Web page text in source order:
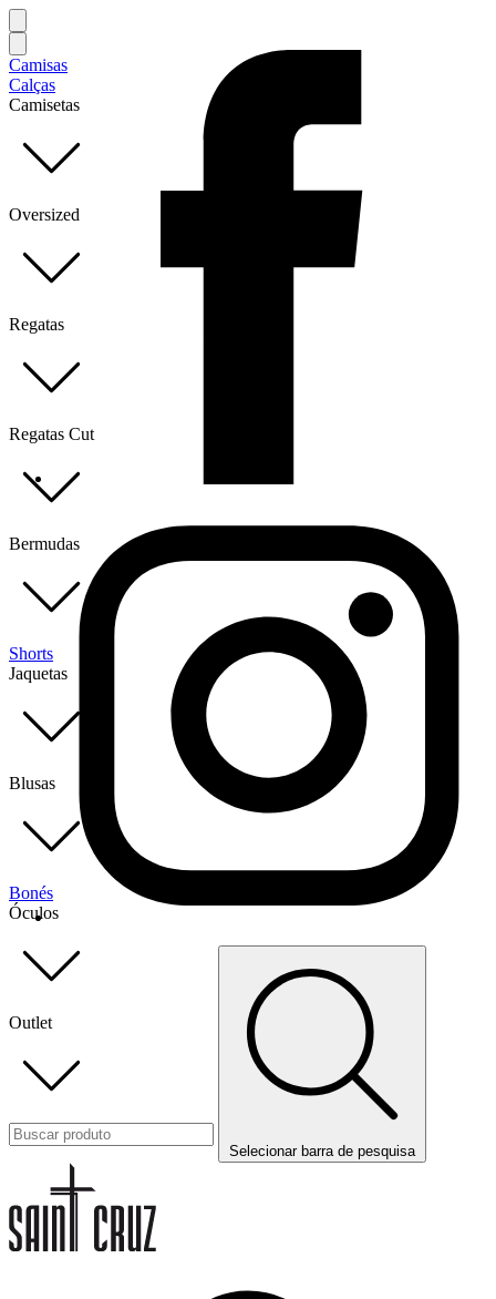
Camisas
Calças
Camisetas
Oversized
Regatas
Regatas Cut
Bermudas
Shorts
Jaquetas
Blusas
Bonés
Óculos
Outlet
Selecionar barra de pesquisa